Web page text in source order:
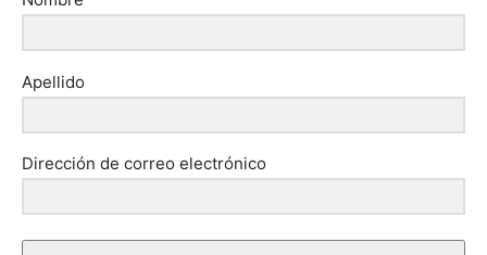
Apellido
Dirección de correo electrónico